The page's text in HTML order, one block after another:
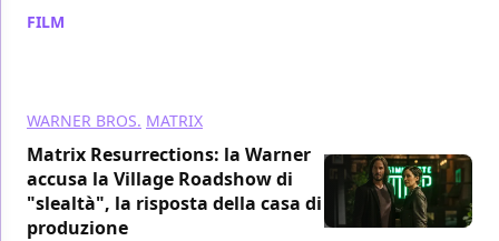
FILM
WARNER BROS. MATRIX
Matrix Resurrections: la Warner
accusa la Village Roadshow di
"slealtà", la risposta della casa di
produzione